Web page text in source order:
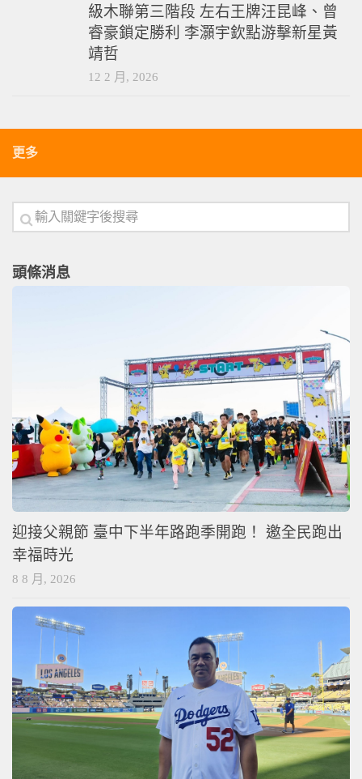
級木聯第三階段 左右王牌汪昆峰、曾
睿豪鎖定勝利 李灝宇欽點游擊新星黃
靖哲
12 2 月, 2026
更多
頭條消息
迎接父親節 臺中下半年路跑季開跑！ 邀全民跑出
幸福時光
8 8 月, 2026